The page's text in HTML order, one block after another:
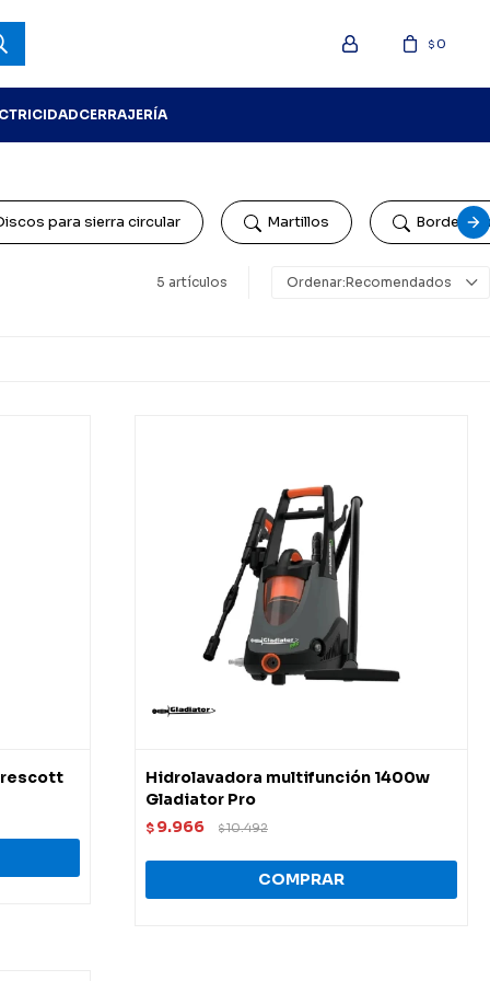
CERRAJERÍA
$0
para sierra circular Martillos
5 artículos Recomendados
Hidrolavadora multifunción 1400w
Gladiator Pro
$ 9.966 $10.492